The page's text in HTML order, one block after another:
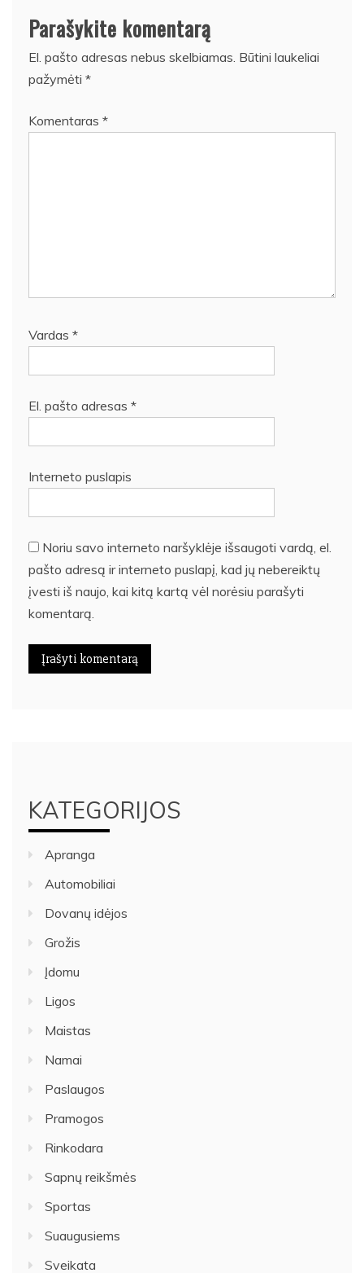
Parašykite komentarą
El. pašto adresas nebus skelbiamas. Būtini laukeliai
pažymėti *
Komentaras *
Vardas *
El. pašto adresas *
Interneto puslapis
Noriu savo interneto naršyklėje išsaugoti vardą, el.
pašto adresą ir interneto puslapį, kad jų nebereiktų
įvesti iš naujo, kai kitą kartą vėl norėsiu parašyti
komentarą.
KATEGORIJOS
Apranga
Automobiliai
Dovanų idėjos
Grožis
Įdomu
Ligos
Maistas
Namai
Paslaugos
Pramogos
Rinkodara
Sapnų reikšmės
Sportas
Suaugusiems
Sveikata